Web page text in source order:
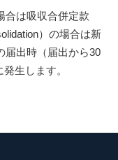
合は吸収合併定款
）の場合は新
届出時（届出から30
生します。